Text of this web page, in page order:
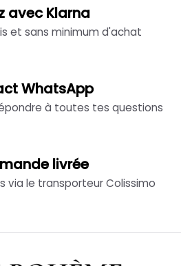
avec Klarna
et sans minimum d'achat
WhatsApp
à toutes tes questions
livrée
via le transporteur Colissimo